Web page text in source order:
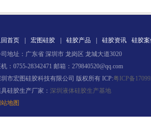
电子灌封胶
首页 宏图硅胶 硅胶产品 硅胶资讯 硅胶案
地址：广东省 深圳市 龙岗区 龙城大道3020
：0755-28342471 邮箱：279840520@qq.com
市宏图硅胶科技有限公司 版权所有 ICP:粤ICP备
硅胶生产厂家： 深圳液体硅胶生产基地
地图